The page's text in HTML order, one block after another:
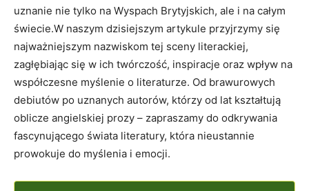
uznanie nie tylko na Wyspach Brytyjskich, ale i na całym
świecie.W naszym dzisiejszym artykule przyjrzymy się
najważniejszym nazwiskom tej sceny literackiej,
zagłębiając się w ich twórczość, inspiracje oraz wpływ na
współczesne myślenie o literaturze. Od brawurowych
debiutów po uznanych autorów, którzy od lat kształtują
oblicze angielskiej prozy – zapraszamy do odkrywania
fascynującego świata literatury, która nieustannie
prowokuje do myślenia i emocji.